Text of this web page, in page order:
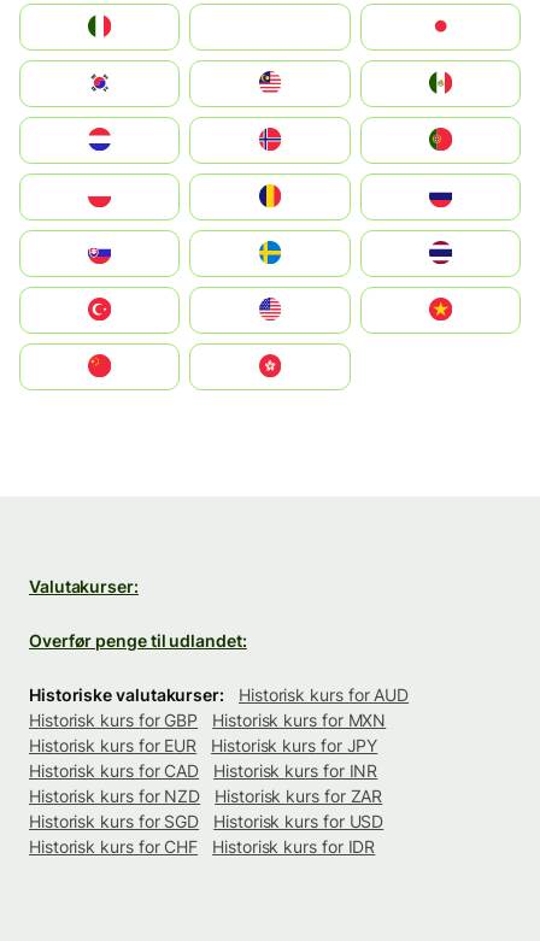
South Korea
United States
中國香港特別行政區
Valutakurser:
Overfør penge til udlandet:
Historiske valutakurser:
Historisk kurs for AUD
Historisk kurs for GBP
Historisk kurs for MXN
Historisk kurs for EUR
Historisk kurs for JPY
Historisk kurs for CAD
Historisk kurs for INR
Historisk kurs for NZD
Historisk kurs for ZAR
Historisk kurs for SGD
Historisk kurs for USD
Historisk kurs for CHF
Historisk kurs for IDR